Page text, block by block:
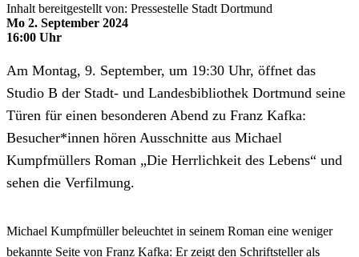
Inhalt bereitgestellt von: Pressestelle Stadt Dortmund
Mo 2. September 2024
16:00 Uhr
Am Montag, 9. September, um 19:30 Uhr, öffnet das
Studio B der Stadt- und Landesbibliothek Dortmund seine
Türen für einen besonderen Abend zu Franz Kafka:
Besucher*innen hören Ausschnitte aus Michael
Kumpfmüllers Roman „Die Herrlichkeit des Lebens“ und
sehen die Verfilmung.
Michael Kumpfmüller beleuchtet in seinem Roman eine weniger
bekannte Seite von Franz Kafka: Er zeigt den Schriftsteller als